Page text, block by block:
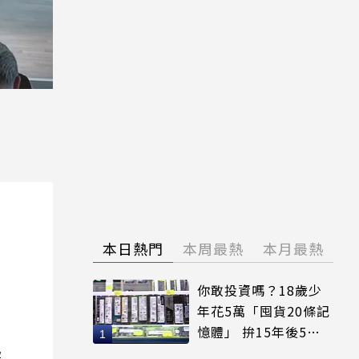
本日熱門 本周最熱 本月最熱
你敢投資嗎？18歲少
年花5萬「囤貨20條記
憶體」 拚15年後5倍